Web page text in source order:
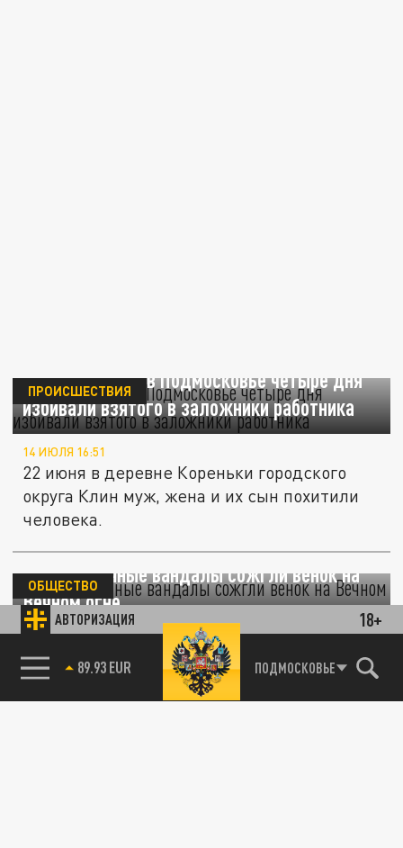
АВТОРИЗАЦИЯ 18+
85.64 BRENT ПОДМОСКОВЬЕ
Трое фермеров в Подмосковье четыре дня
избивали взятого в заложники работника
ПРОИСШЕСТВИЯ
14 ИЮЛЯ 16:51
22 июня в деревне Кореньки городского
округа Клин муж, жена и их сын похитили
человека.
В Клину пьяные вандалы сожгли венок на
Вечном огне
ОБЩЕСТВО
Приятелям грозит ответственность за
повреждение мемориального сооружения.